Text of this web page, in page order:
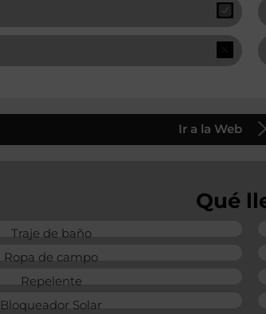
Ir a la Web
Qué
Traje de baño
Ropa de campo
Repelente
Bloqueador Solar